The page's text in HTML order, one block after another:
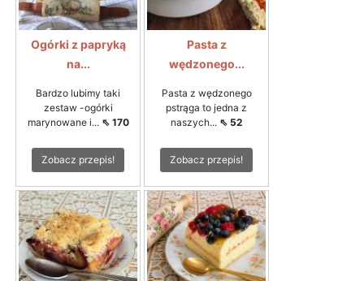
Ogórki z papryką
na...
Bardzo lubimy taki
zestaw -ogórki
marynowane i... ⇖ 170
Zobacz przepis!
Pasta z
wędzonego...
Pasta z wędzonego
pstrąga to jedna z
naszych... ⇖ 52
Zobacz przepis!